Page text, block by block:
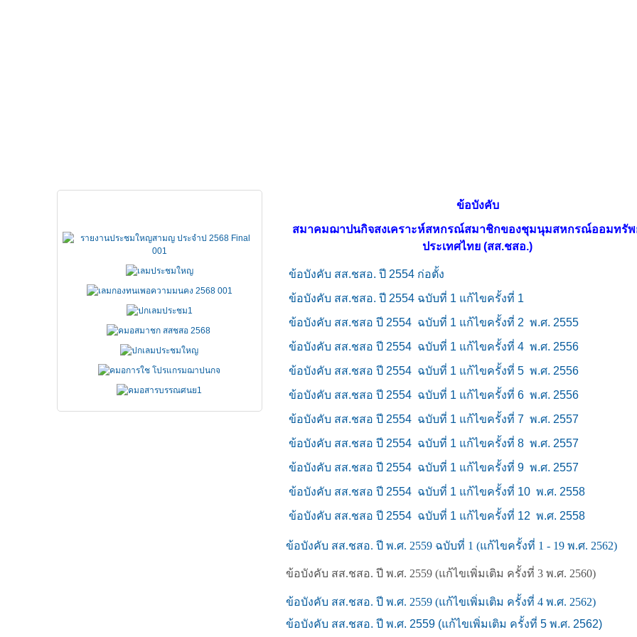
ข้อบังคับ
สมาคมฌาปนกิจสงเคราะห์สหกรณ์สมาชิกของชุมนุมสหกรณ์ออมทรัพ
ประเทศไทย (สส.ชสอ.)
ข้อบังคับ สส.ชสอ. ปี 2554 ก่อตั้ง
ข้อบังคับ สส.ชสอ. ปี 2554 ฉบับที่ 1 แก้ไขครั้งที่ 1
ข้อบังคับ สส.ชสอ ปี 2554 ฉบับที่ 1 แก้ไขครั้งที่ 2 พ.ศ. 2555
ข้อบังคับ สส.ชสอ ปี 2554 ฉบับที่ 1 แก้ไขครั้งที่ 4 พ.ศ. 2556
ข้อบังคับ สส.ชสอ ปี 2554 ฉบับที่ 1 แก้ไขครั้งที่ 5 พ.ศ. 2556
ข้อบังคับ สส.ชสอ ปี 2554 ฉบับที่ 1 แก้ไขครั้งที่ 6 พ.ศ. 2556
ข้อบังคับ สส.ชสอ ปี 2554 ฉบับที่ 1 แก้ไขครั้งที่ 7 พ.ศ. 2557
ข้อบังคับ สส.ชสอ ปี 2554 ฉบับที่ 1 แก้ไขครั้งที่ 8 พ.ศ. 2557
ข้อบังคับ สส.ชสอ ปี 2554 ฉบับที่ 1 แก้ไขครั้งที่ 9 พ.ศ. 2557
ข้อบังคับ สส.ชสอ ปี 2554 ฉบับที่ 1 แก้ไขครั้งที่ 10 พ.ศ. 2558
ข้อบังคับ สส.ชสอ ปี 2554 ฉบับที่ 1 แก้ไขครั้งที่ 12 พ.ศ. 2558
ข้อบังคับ สส.ชสอ. ปี พ.ศ. 2559 ฉบับที่ 1 (แก้ไขครั้งที่ 1 - 19 พ.ศ. 2562)
ข้อบังคับ สส.ชสอ. ปี พ.ศ. 2559 (แก้ไขเพิ่มเติม ครั้งที่ 3 พ.ศ. 2560)
ข้อบังคับ สส.ชสอ. ปี พ.ศ. 2559 (แก้ไขเพิ่มเติม ครั้งที่ 4 พ.ศ. 2562)
ข้อบังคับ สส.ชสอ. ปี พ.ศ. 2559 (แก้ไขเพิ่มเติม ครั้งที่ 5 พ.ศ. 2562)